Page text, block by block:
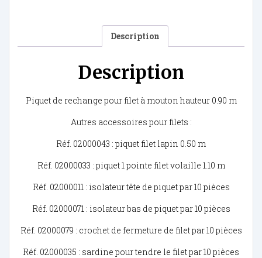
Description
Description
Piquet de rechange pour filet à mouton hauteur 0.90 m
Autres accessoires pour filets :
Réf. 02000043 : piquet filet lapin 0.50 m
Réf. 02000033 : piquet 1 pointe filet volaille 1.10 m
Réf. 02000011 : isolateur tête de piquet par 10 pièces
Réf. 02000071 : isolateur bas de piquet par 10 pièces
Réf. 02000079 : crochet de fermeture de filet par 10 pièces
Réf. 02000035 : sardine pour tendre le filet par 10 pièces